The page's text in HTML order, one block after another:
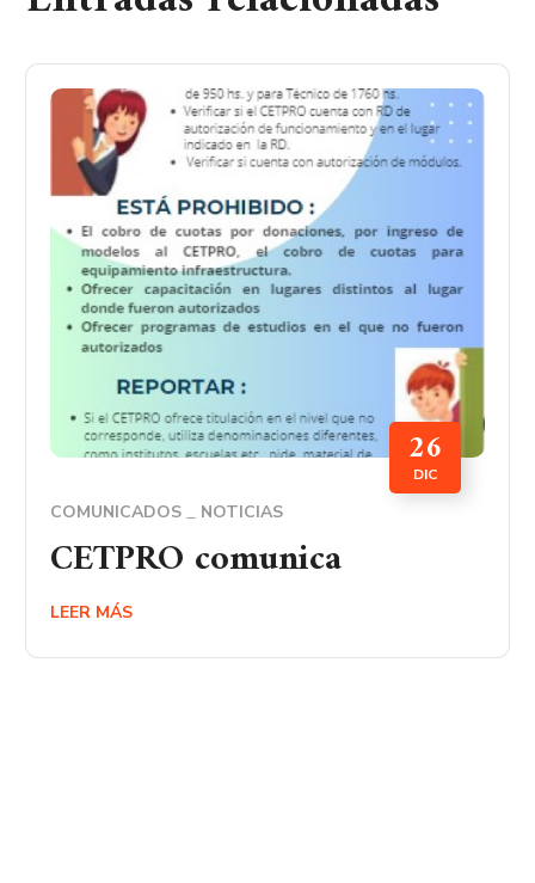
26
DIC
COMUNICADOS NOTICIAS
CETPRO comunica
LEER MÁS